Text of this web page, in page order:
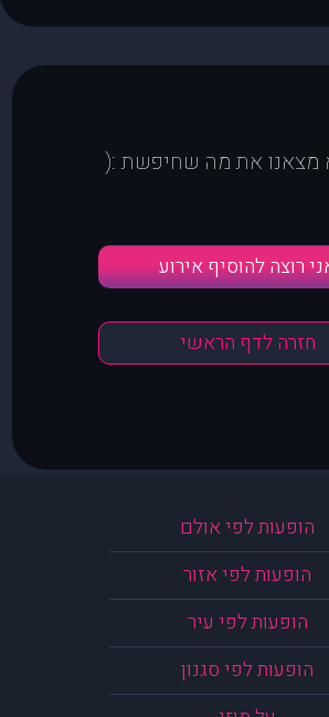
מצאנו את מה שחיפשת :(
רוצה להוסיף אירוע
חזרה לדף הראשי
הופעות לפי אולם
הופעות לפי אזור
הופעות לפי עיר
הופעות לפי סגנון